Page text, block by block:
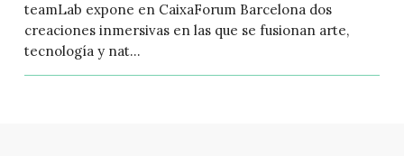
teamLab expone en CaixaForum Barcelona dos
creaciones inmersivas en las que se fusionan arte,
tecnología y nat...